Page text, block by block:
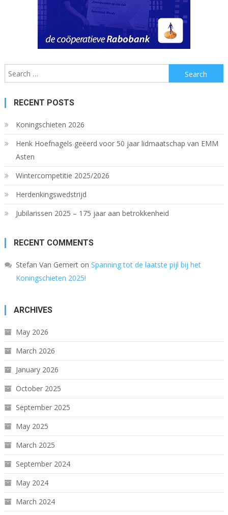
Search
for:
RECENT POSTS
Koningschieten 2026
Henk Hoefnagels geëerd voor 50 jaar lidmaatschap van EMM
Asten
Wintercompetitie 2025/2026
Herdenkingswedstrijd
Jubilarissen 2025 – 175 jaar aan betrokkenheid
RECENT COMMENTS
Stefan Van Gemerton Spanning tot de laatste pijl bij het
Koningschieten 2025!
ARCHIVES
May 2026
March 2026
January 2026
October 2025
September 2025
May 2025
March 2025
September 2024
May 2024
March 2024